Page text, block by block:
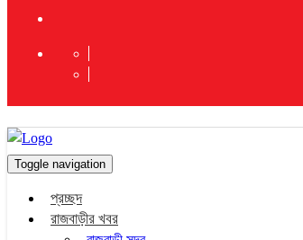
Toggle navigation
প্রচ্ছদ
রাজবাড়ীর খবর